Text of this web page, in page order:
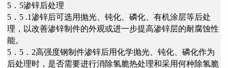
5．5渗锌后处理
5．5 .1渗锌后可选用抛光、钝化、磷化、有机涂层等后处
理，以改善渗锌制件的外观或进一步提高渗锌层的耐腐蚀性
能。
5．5．2高强度钢制件渗锌后用化学抛光、钝化、磷化作为
后处理时，是否需要进行消除氢脆热处理和采用何种除氢脆